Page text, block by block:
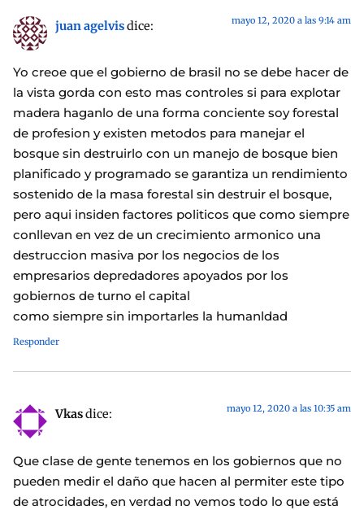
juan agelvisdice: mayo 12, 2020 a las 9:14 am
Yo creoe que el gobierno de brasil no se debe hacer de
la vista gorda con esto mas controles si para explotar
madera haganlo de una forma conciente soy forestal
de profesion y existen metodos para manejar el
bosque sin destruirlo con un manejo de bosque bien
planificado y programado se garantiza un rendimiento
sostenido de la masa forestal sin destruir el bosque,
pero aqui insiden factores politicos que como siempre
conllevan en vez de un crecimiento armonico una
destruccion masiva por los negocios de los
empresarios depredadores apoyados por los
gobiernos de turno el capital
como siempre sin importarles la humanldad
Responder
Vkasdice: mayo 12, 2020 a las 10:35 am
Que clase de gente tenemos en los gobiernos que no
pueden medir el daño que hacen al permiter este tipo
de atrocidades, en verdad no vemos todo lo que está